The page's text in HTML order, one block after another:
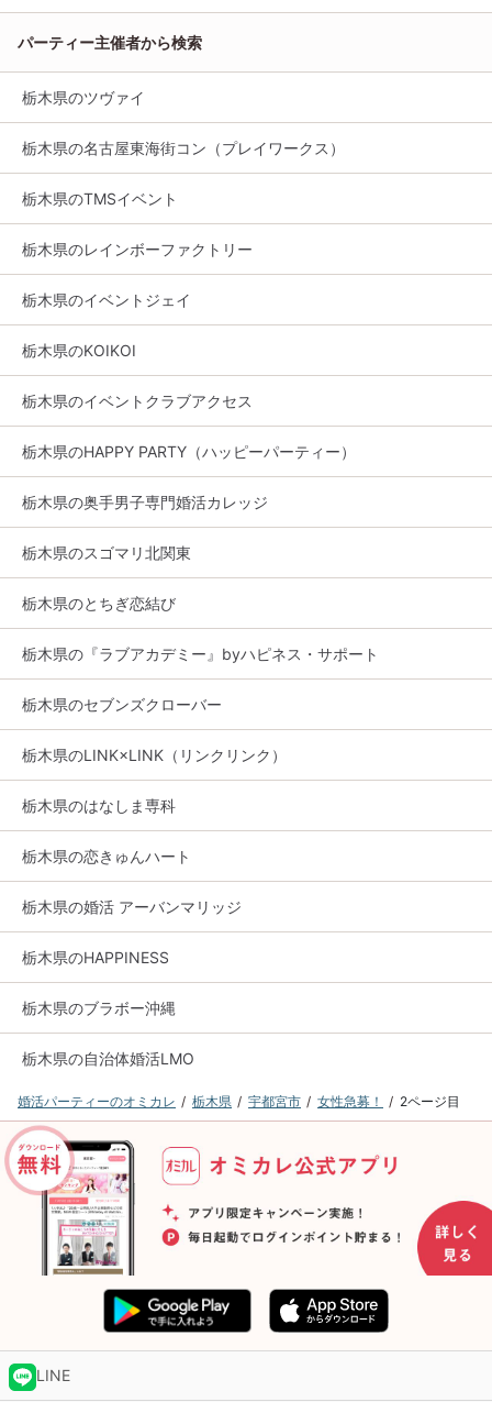
パーティー主催者から検索
栃木県のツヴァイ
栃木県の名古屋東海街コン（プレイワークス）
栃木県のTMSイベント
栃木県のレインボーファクトリー
栃木県のイベントジェイ
栃木県のKOIKOI
栃木県のイベントクラブアクセス
栃木県のHAPPY PARTY（ハッピーパーティー）
栃木県の奥手男子専門婚活カレッジ
栃木県のスゴマリ北関東
栃木県のとちぎ恋結び
栃木県の『ラブアカデミー』byハピネス・サポート
栃木県のセブンズクローバー
栃木県のLINK×LINK（リンクリンク）
栃木県のはなしま専科
栃木県の恋きゅんハート
栃木県の婚活 アーバンマリッジ
栃木県のHAPPINESS
栃木県のブラボー沖縄
栃木県の自治体婚活LMO
婚活パーティーのオミカレ 栃木県 宇都宮市 女性急募！ 2ページ目
LINE